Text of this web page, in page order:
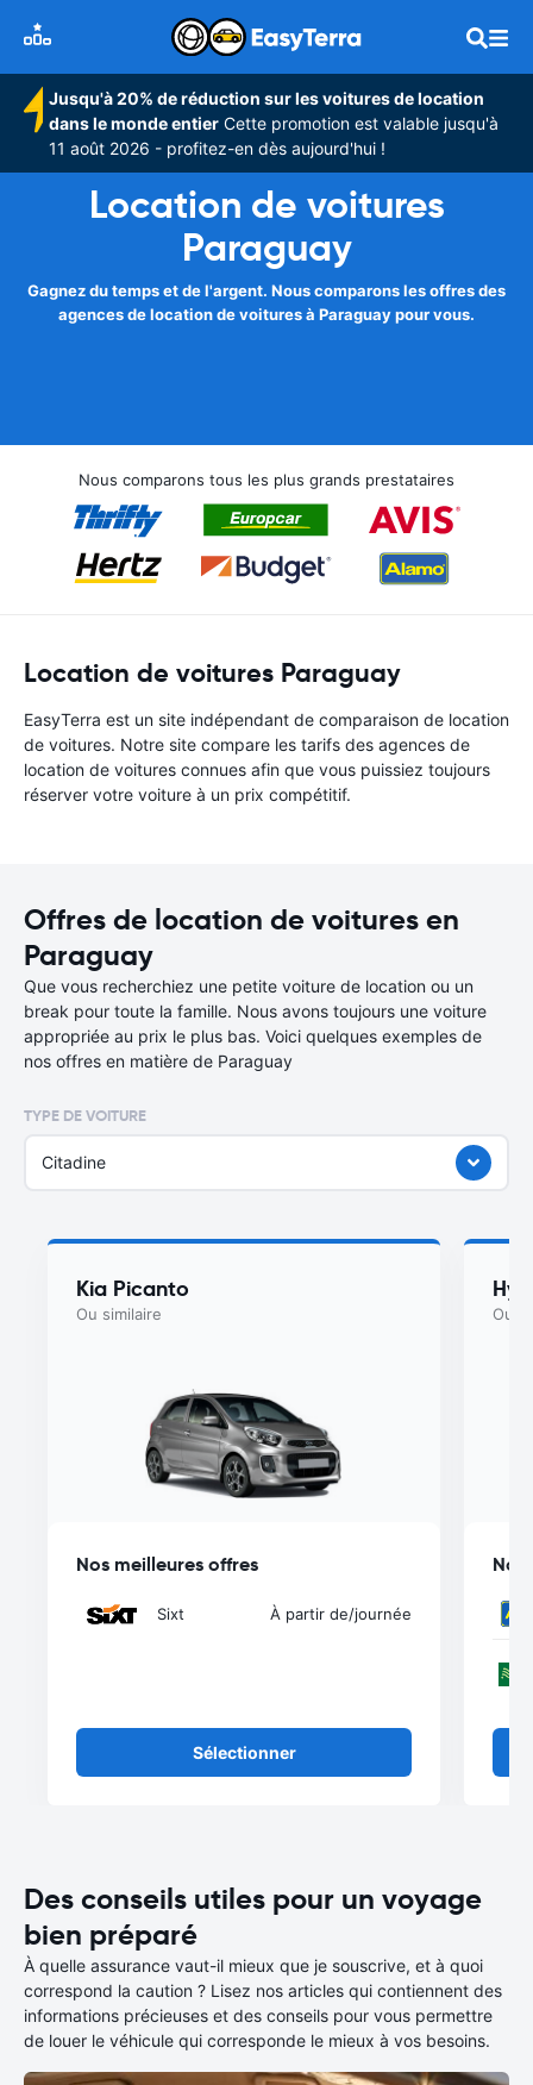
Jusqu'à 20% de réduction sur les voitures de location
dans le monde entier Cette promotion est valable jusqu'à
11 août 2026 - profitez-en dès aujourd'hui !
Location de voitures
Paraguay
Gagnez du temps et de l'argent. Nous comparons les offres des
agences de location de voitures à Paraguay pour vous.
Nous comparons tous les plus grands prestataires
Location de voitures Paraguay
EasyTerra est un site indépendant de comparaison de location
de voitures. Notre site compare les tarifs des agences de
location de voitures connues afin que vous puissiez toujours
réserver votre voiture à un prix compétitif.
Offres de location de voitures en
Paraguay
Que vous recherchiez une petite voiture de location ou un
break pour toute la famille. Nous avons toujours une voiture
appropriée au prix le plus bas. Voici quelques exemples de
nos offres en matière de Paraguay
TYPE DE VOITURE
Citadine
Kia Picanto
Ou similaire
Nos meilleures offres
Sixt À partir de/journée
Sélectionner
Ou
Nos
Des conseils utiles pour un voyage
bien préparé
À quelle assurance vaut-il mieux que je souscrive, et à quoi
correspond la caution ? Lisez nos articles qui contiennent des
informations précieuses et des conseils pour vous permettre
de louer le véhicule qui corresponde le mieux à vos besoins.